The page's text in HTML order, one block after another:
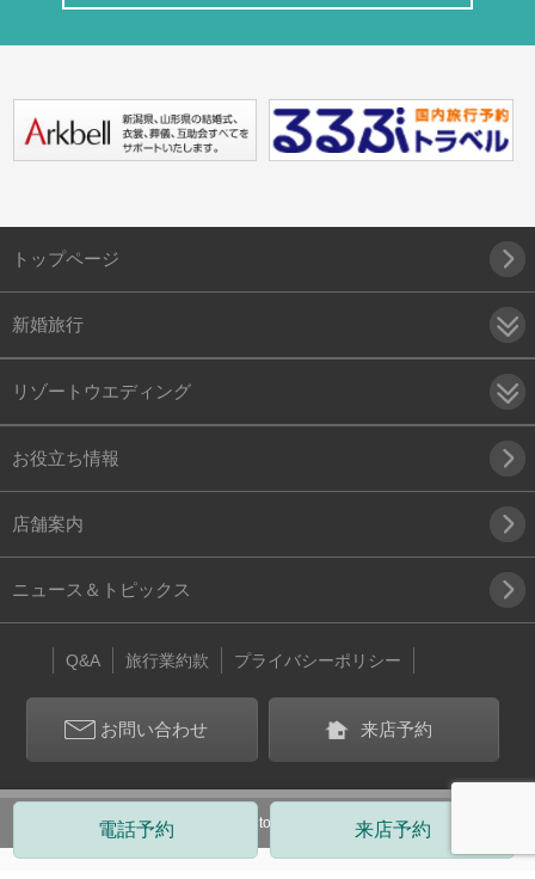
トップページ
新婚旅行
リゾートウエディング
お役立ち情報
店舗案内
ニュース＆トピックス
Q&A 旅行業約款 プライバシーポリシー
お問い合わせ 来店予約
Copyright(c) 2024 belltour. All Rights Reserved.
電話予約 来店予約